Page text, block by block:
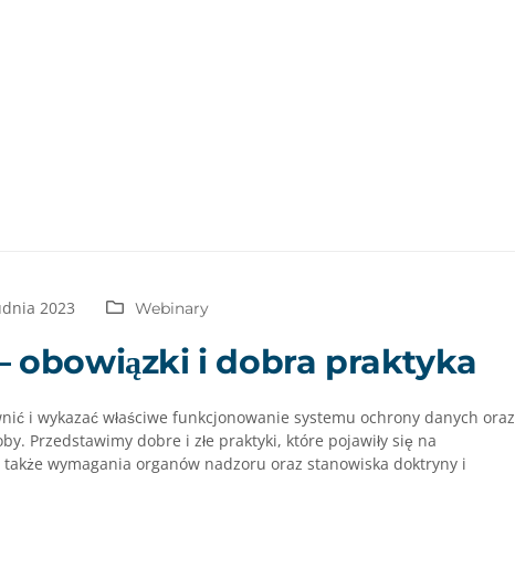
2023 Webinary
obowiązki i dobra praktyka
i wykazać właściwe funkcjonowanie systemu ochrony danych oraz
Przedstawimy dobre i złe praktyki, które pojawiły się na
wymagania organów nadzoru oraz stanowiska doktryny i